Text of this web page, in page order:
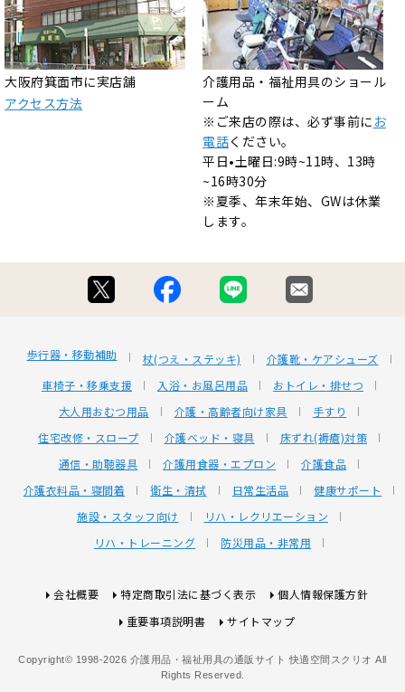
大阪府箕面市に実店舗
アクセス方法
介護用品・福祉用具のショール
ーム
※ご来店の際は、必ず事前に お
電話ください。
平日•土曜日:9時~11時、13時
~16時30分
※夏季、年末年始、GWは休業
します。
歩行器・移動補助 杖(つえ・ステッキ)
介護靴・ケアシューズ
車椅子・移乗支援
入浴・お風呂用品
おトイレ・排せつ
大人用おむつ用品
介護・高齢者向け家具
手すり
住宅改修・スロープ
介護ベッド・寝具
床ずれ(褥瘡)対策
通信・助聴器具
介護用食器・エプロン
介護食品
介護衣料品・寝間着
衛生・清拭 日常生活品
健康サポート
施設・スタッフ向け
リハ・レクリエーション
リハ・トレーニング
防災用品・非常用
会社概要 特定商取引法に基づく表示
個人情報保護方針
重要事項説明書
サイトマップ
Copyright© 1998-2026 介護用品・福祉用具の通販サイト 快適空間スクリオ All
Rights Reserved.